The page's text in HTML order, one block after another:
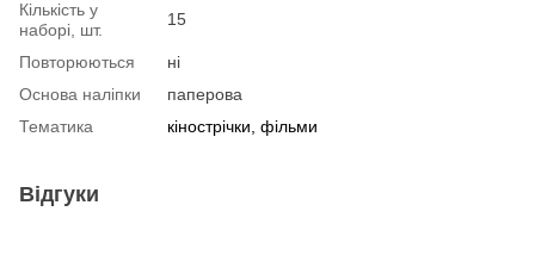
Кількість у
наборі, шт.
15
Повторюються
ні
Основа наліпки
паперова
Тематика
кінострічки, фільми
Відгуки